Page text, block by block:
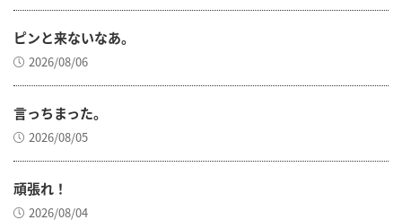
ピンと来ないなあ。
2026/08/06
言っちまった。
2026/08/05
頑張れ！
2026/08/04